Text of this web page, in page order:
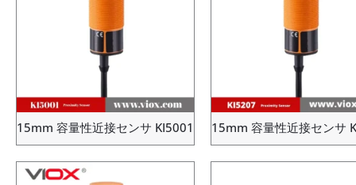
15mm 容量性近接センサ KI5001 15mm 容量性近接センサ